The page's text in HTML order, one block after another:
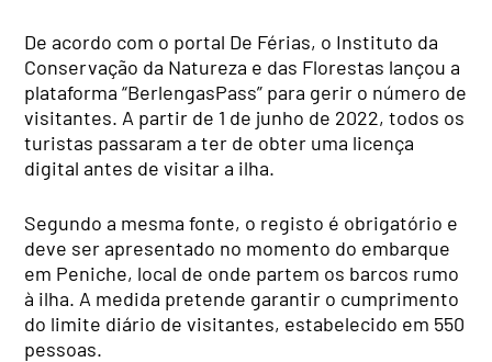
De acordo com o portal De Férias, o Instituto da
Conservação da Natureza e das Florestas lançou a
plataforma “BerlengasPass” para gerir o número de
visitantes. A partir de 1 de junho de 2022, todos os
turistas passaram a ter de obter uma licença
digital antes de visitar a ilha.
Segundo a mesma fonte, o registo é obrigatório e
deve ser apresentado no momento do embarque
em Peniche, local de onde partem os barcos rumo
à ilha. A medida pretende garantir o cumprimento
do limite diário de visitantes, estabelecido em 550
pessoas.